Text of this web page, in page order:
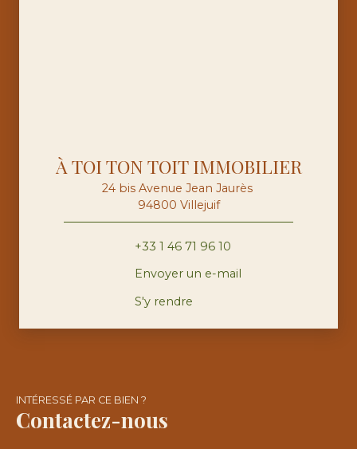
À TOI TON TOIT IMMOBILIER
24 bis Avenue Jean Jaurès
94800 Villejuif
+33 1 46 71 96 10
Envoyer un e-mail
S'y rendre
INTÉRESSÉ PAR CE BIEN ?
Contactez-nous